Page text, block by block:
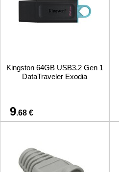
Kingston 64GB USB3.2 Gen 1
DataTraveler Exodia
9.68 €